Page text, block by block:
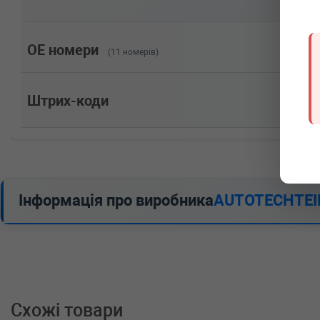
1.9 SDI 64 л.с. (2001-2009) 64 л.с. (2001-10-01-
2.5 TDI 4motion 130 л.с. (2004-2009) 130 л.с. (2004-
OE номери (11 номерів)
Штрих-коди
Інформація про виробника
Схожі товари